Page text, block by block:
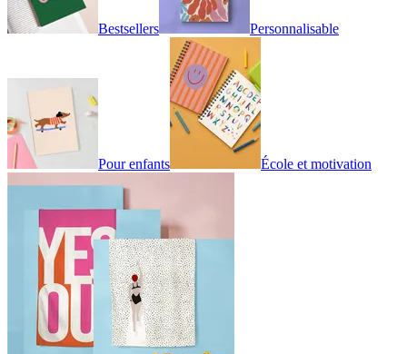
Bestsellers Personnalisable
Pour enfants École et motivation